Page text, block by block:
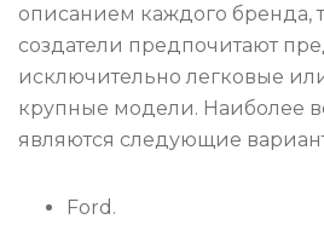
описанием каждого бренда,
создатели предпочитают
исключительно легковые
крупные модели. Наиболее
являются следующие
Ford.